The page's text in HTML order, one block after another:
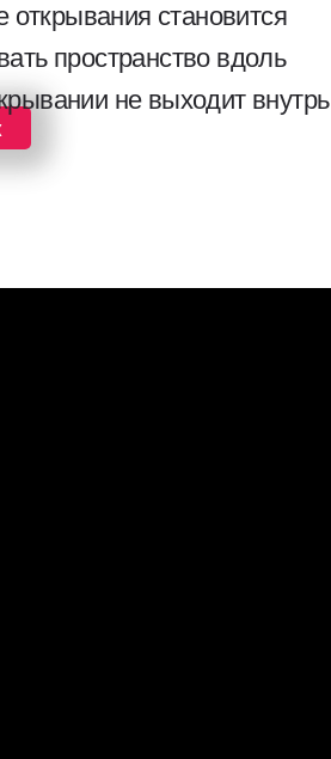
открывания становится
пространство вдоль
не выходит внутрь